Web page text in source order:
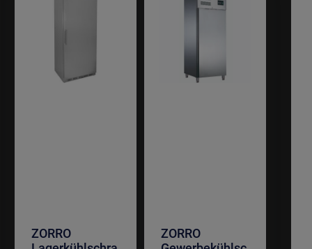
ZORRO
ZORRO